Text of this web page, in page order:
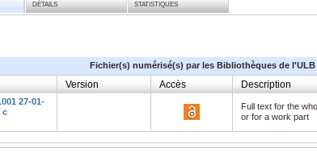
DÉTAILS STATISTIQUES
Fichier(s) numérisé(s) par les Bibliothèques de l'ULB
Version Accès Description
27-01-
c
Full text for the
or for a work part